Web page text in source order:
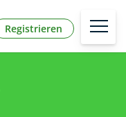
Registrieren